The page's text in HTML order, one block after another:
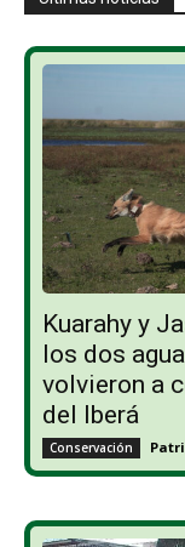
Kuarahy y
los dos
volvieron a
del Iberá
Conservación